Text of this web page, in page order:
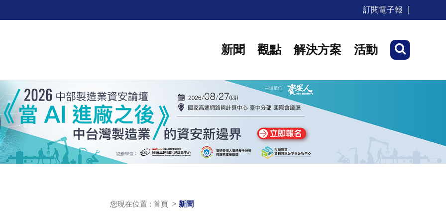
訂閱電子報
新聞 觀點 解決方案 活動
您現在位置 : 首頁 > 新聞